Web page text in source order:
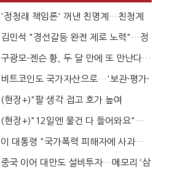
'정청래 책임론' 꺼낸 친명계…친청계
는 추가투표 때리기...
김민석 "경선갈등 완전 제로 노력"…정
청래 "반명 공세 사...
구광모-젠슨 황, 두 달 만에 또 만난다…
로봇·AI 등 논...
비트코인도 국가자산으로…'보관·평가·
처분' 기준은 ...
(현장+)"팔 생각 접고 호가 높여
요"…'덜 똘똘한 한 채' 20...
(현장+)"12일엔 물건 다 들어와요"…
빈 매대 채우며 문 연 ...
이 대통령 "국가폭력 피해자에 사과…
적극적 조사로 진...
중국 이어 대만도 설비투자…메모리 ‘삼